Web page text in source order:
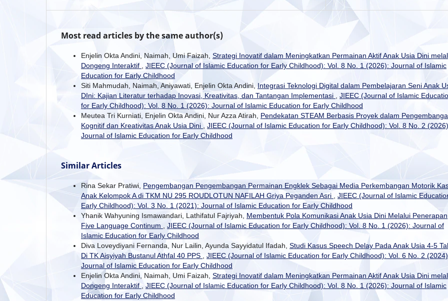
Most read articles by the same author(s)
Enjelin Okta Andini, Naimah, Umi Faizah, Strategi Inovatif dalam Meningkatkan Permainan Aktif Anak Usia Dini
Dongeng Interaktif
JIEEC (Journal of Islamic Education for Early Childhood): Vol. 8 No. 1 (2026): Journal of Islamic
Education for Early Childhood
Siti Mahmudah, Naimah, Aniyawati, Enjelin Okta Andini, Integrasi Teknologi Digital dalam Pembelajaran Seni Anak
DIni: Kajian Literatur terhadap Inovasi, Kreativitas, dan Tantangan Implementasi
JIEEC (Journal of Islamic
for Early Childhood): Vol. 8 No. 1 (2026): Journal of Islamic Education for Early Childhood
Meutea Tri Kurniati, Enjelin Okta Andini, Nur Azza Atirah, Pendekatan STEAM Berbasis Proyek dalam
Kognitif dan Kreativitas Anak Usia Dini
JIEEC (Journal of Islamic Education for Early Childhood): Vol. 8 No. 2
Journal of Islamic Education for Early Childhood
Similar Articles
Rina Sekar Pratiwi, Pengembangan Pengembangan Permainan Engklek Sebagai Media Perkembangan Motorik
Anak Kelompok A di TKM NU 295 ROUDLOTUN NAFILAH Griya Peganden Asri
JIEEC (Journal of Islamic
Early Childhood): Vol. 3 No. 1 (2021): Journal of Islamic Education for Early Childhood
Yhanik Wahyuning Ismawandari, Lathifatul Fajriyah, Membentuk Pola Komunikasi Anak Usia Dini Melalui Penerapan
Five Language Continum
JIEEC (Journal of Islamic Education for Early Childhood): Vol. 8 No. 1 (2026): Journal of
Islamic Education for Early Childhood
Diva Loveydiyani Fernanda, Nur Lailin, Ayunda Sayyidatul Ifadah, Studi Kasus Speech Delay Pada Anak Usia 4-5
Di TK Aisyiyah Bustanul Athfal 40 PPS
JIEEC (Journal of Islamic Education for Early Childhood): Vol. 6 No. 2
Journal of Islamic Education for Early Childhood
Enjelin Okta Andini, Naimah, Umi Faizah, Strategi Inovatif dalam Meningkatkan Permainan Aktif Anak Usia Dini
Dongeng Interaktif
JIEEC (Journal of Islamic Education for Early Childhood): Vol. 8 No. 1 (2026): Journal of Islamic
Education for Early Childhood